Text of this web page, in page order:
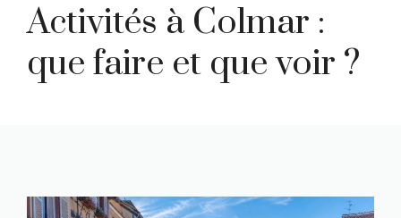
contenu
Activités à Colmar :
que faire et que voir ?